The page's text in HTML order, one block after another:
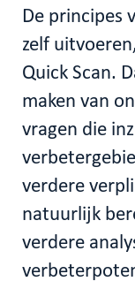
De principes
zelf
Quick Scan.
maken van
vragen die
verdere
natuurlijk
verdere